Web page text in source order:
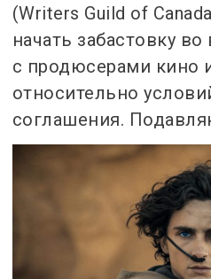
(Writers Guild of
начать забастовку
с продюсерами кино
относительно
соглашения.